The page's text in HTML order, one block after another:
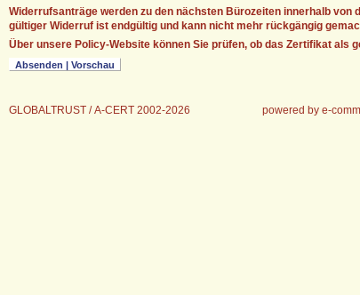
Widerrufsanträge werden zu den nächsten Bürozeiten innerhalb von
gültiger Widerruf ist endgültig und kann nicht mehr rückgängig
Über unsere Policy-Website können Sie prüfen, ob das Zertifikat als
GLOBALTRUST / A-CERT 2002-2026 powered by e-